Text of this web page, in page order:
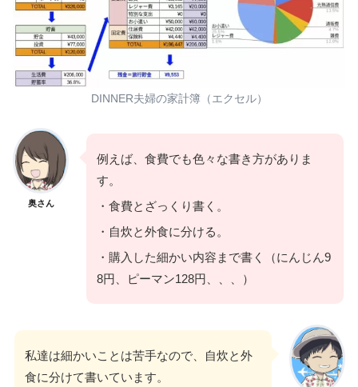
DINNER夫婦の家計簿（エクセル）
奥さん
例えば、食費でも色々な書き方がありま
す。
・食費とざっくり書く。
・自炊と外食に分ける。
・購入した細かい内容まで書く（にんじん9
8円、ピーマン128円、、、）
私達は細かいことは苦手なので、自炊と外
食に分けて書いています。